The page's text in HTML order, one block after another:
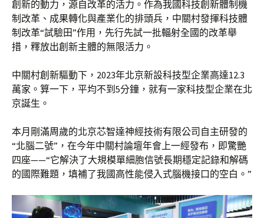
創新的動力，源自改革的活力。作為我國科技創新體制機
制改革、成果轉化與產業化的排頭兵，中關村發揮科技體
制改革“試驗田”作用，先行先試一批輻射全國的改革舉
措，釋放出創新主體的無限活力。
中關村創新驅動下，2023年北京新設科技型企業高達12.3
萬家。算一下，平均不到5分鐘，就有一家科技型企業在北
京誕生。
本月剛滿周歲的北京芯智達神經技術有限公司自主研發的
“北腦二號”，在今年中關村論壇年會上一經發布，即驚艷
四座——“它解決了大規模單細胞信號長期穩定記錄和解碼
的國際難題，填補了我國高性能侵入式腦機接口的空白。”